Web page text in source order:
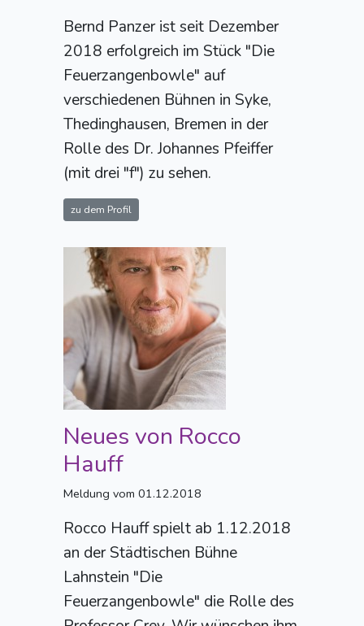
Bernd Panzer ist seit Dezember
2018 erfolgreich im Stück "Die
Feuerzangenbowle" auf
verschiedenen Bühnen in Syke,
Thedinghausen, Bremen in der
Rolle des Dr. Johannes Pfeiffer
(mit drei "f") zu sehen.
zu dem Profil
Neues von Rocco
Hauff
Meldung vom 01.12.2018
Rocco Hauff spielt ab 1.12.2018
an der Städtischen Bühne
Lahnstein "Die
Feuerzangenbowle" die Rolle des